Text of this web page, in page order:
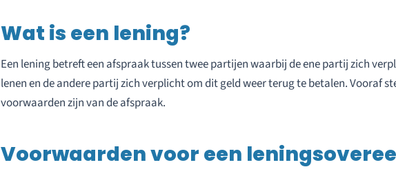
Wat is een lening?
Een lening betreft een afspraak tussen twee partijen waarbij de ene partij zich
lenen en de andere partij zich verplicht om dit geld weer terug te betalen. Vooraf
voorwaarden zijn van de afspraak.
Voorwaarden voor een